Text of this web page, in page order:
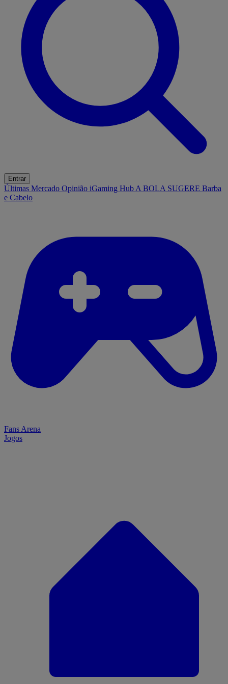
Entrar
Últimas Mercado Opinião iGaming Hub A BOLA SUGERE Barba
e Cabelo
Fans Arena
Jogos